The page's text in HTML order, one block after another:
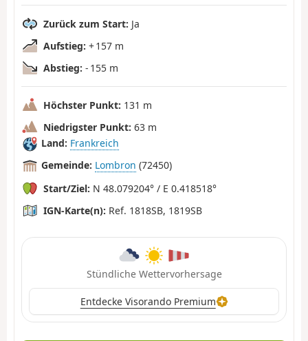
Zurück zum Start: Ja
Aufstieg: + 157 m
Abstieg: - 155 m
Höchster Punkt: 131 m
Niedrigster Punkt: 63 m
Land: Frankreich
Gemeinde: Lombron (72450)
Start/Ziel: N 48.079204° / E 0.418518°
IGN-Karte(n): Ref. 1818SB, 1819SB
Stündliche Wettervorhersage
Entdecke Visorando Premium